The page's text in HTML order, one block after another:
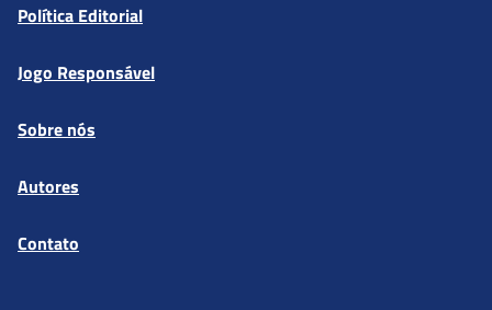
Política Editorial
Jogo Responsável
Sobre nós
Autores
Contato